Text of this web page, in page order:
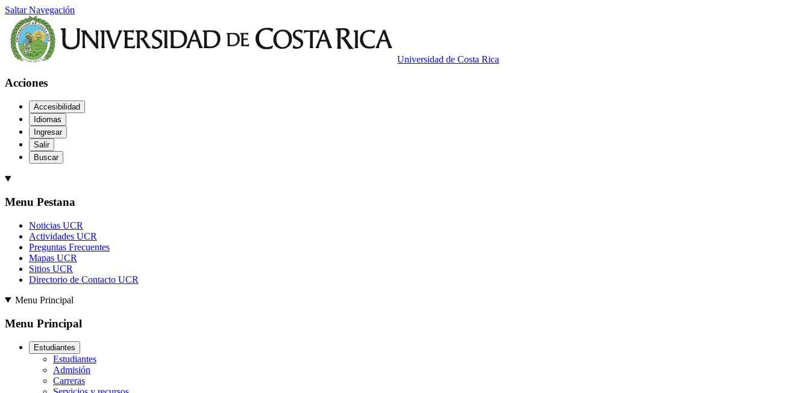
Saltar Navegación
Universidad de Costa Rica
Acciones
Accesibilidad
Idiomas
Ingresar
Salir
Buscar
Menu Pestana
Noticias UCR
Actividades UCR
Preguntas Frecuentes
Mapas UCR
Sitios UCR
Directorio de Contacto UCR
Menu Principal
Menu Principal
Estudiantes
Estudiantes
Admisión
Carreras